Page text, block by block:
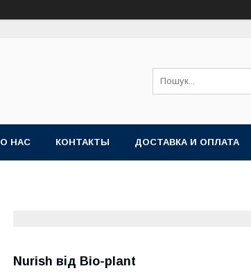
О НАС КОНТАКТЫ ДОСТАВКА И ОПЛАТА
Nurish від Bio-plant